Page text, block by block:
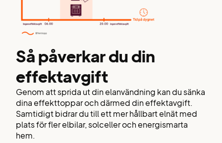
Så påverkar du din
effektavgift
Genom att sprida ut din elanvändning kan du sänka
dina effekttoppar och därmed din effektavgift.
Samtidigt bidrar du till ett mer hållbart elnät med
plats för fler elbilar, solceller och energismarta
hem.